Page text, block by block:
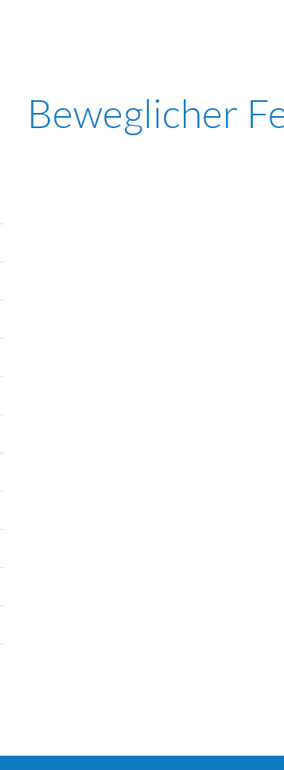
Beweglicher